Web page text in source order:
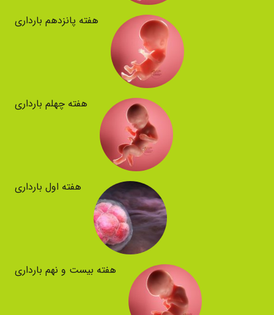
هفته پانزدهم بارداری
هفته چهلم بارداری
هفته اول بارداری
هفته بیست و نهم بارداری